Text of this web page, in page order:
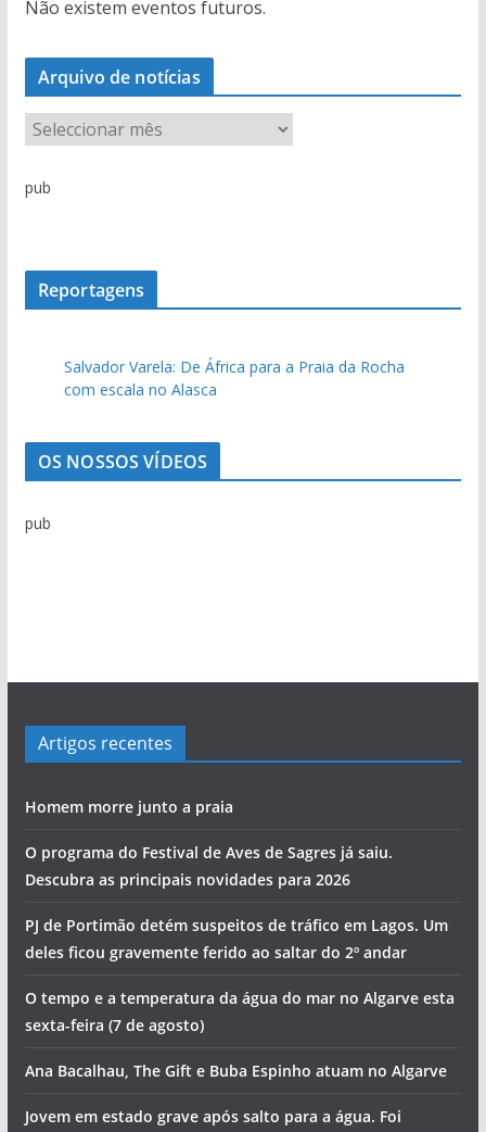
Não existem eventos futuros.
Arquivo de notícias
q
d
c
a
pub
Reportagens
Salvador Varela: De África para a Praia da Rocha
com escala no Alasca
OS NOSSOS VÍDEOS
pub
Artigos recentes
Homem morre junto a praia
O programa do Festival de Aves de Sagres já saiu.
Descubra as principais novidades para 2026
PJ de Portimão detém suspeitos de tráfico em Lagos. Um
deles ficou gravemente ferido ao saltar do 2º andar
O tempo e a temperatura da água do mar no Algarve esta
sexta-feira (7 de agosto)
Ana Bacalhau, The Gift e Buba Espinho atuam no Algarve
Jovem em estado grave após salto para a água. Foi